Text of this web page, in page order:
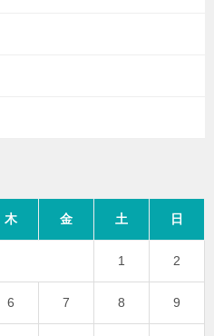
木 金 土 日
1 2
6 7 8 9